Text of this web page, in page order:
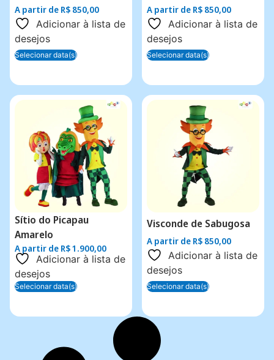
A partir de R$ 850,00
Adicionar à lista de
desejos
Selecionar data(s)
A partir de R$ 850,00
Adicionar à lista de
desejos
Selecionar data(s)
Sítio do Picapau
Amarelo
A partir de R$1.900,00
Adicionar à lista de
desejos
Selecionar data(s)
Visconde de Sabugosa
A partir de R$ 850,00
Adicionar à lista de
desejos
Selecionar data(s)